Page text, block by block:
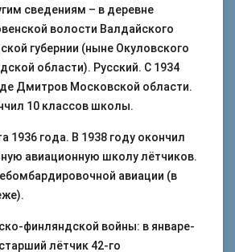
сведениям – в деревне
волости Валдайского
губернии (ныне Окуловского
области). Русский. С 1934
Дмитров Московской области.
10 классов школы.
1936 года. В 1938 году окончил
авиационную школу лётчиков.
авиации (в
финляндской войны: в январе-
лётчик 42-го